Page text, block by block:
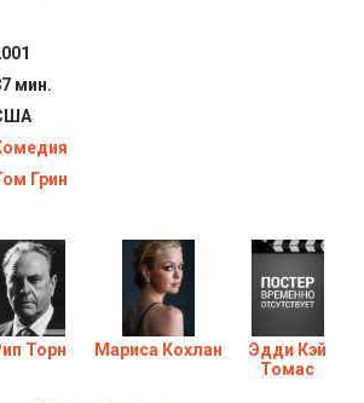
шокируя окружающих своими
(2001) в хорошем качестве HD
мин.
Грин
Торн Мариса Кохлан
Эдди Кэй
Томас